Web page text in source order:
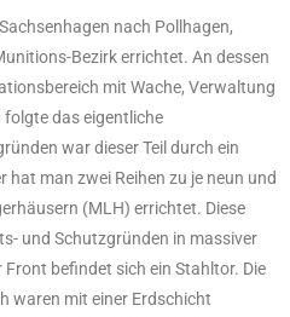
nach Pollhagen,
Bezirk errichtet. An dessen
mit Wache, Verwaltung
das eigentliche
war dieser Teil durch ein
man zwei Reihen zu je neun und
(MLH) errichtet. Diese
und Schutzgründen in massiver
befindet sich ein Stahltor. Die
waren mit einer Erdschicht